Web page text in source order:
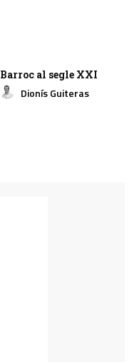
Barroc al segle XXI
Dionís Guiteras